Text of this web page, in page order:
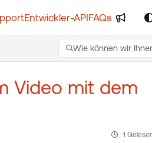
Entwickler-APIFAQs
Wie können wir
Press CMD+K to
Video mit dem
1